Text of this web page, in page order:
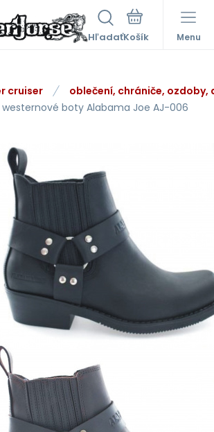
Hľadať Menu
cruiser
oblečení, chrániče, ozdoby,
westernové boty Alabama Joe AJ-006